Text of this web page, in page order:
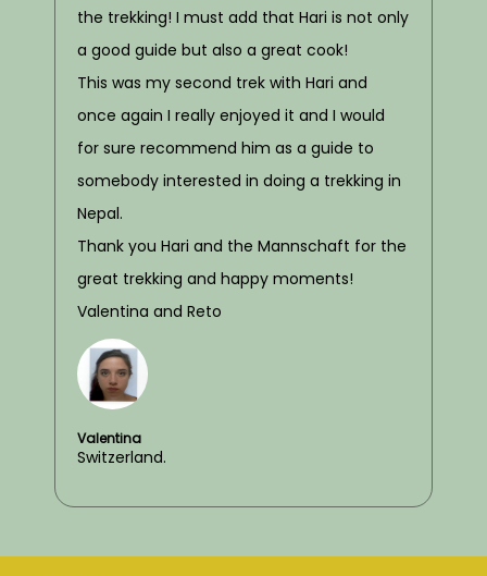
the trekking! I must add that Hari is not only
a good guide but also a great cook!
This was my second trek with Hari and
once again I really enjoyed it and I would
for sure recommend him as a guide to
somebody interested in doing a trekking in
Nepal.
Thank you Hari and the Mannschaft for the
great trekking and happy moments!
Valentina and Reto
Valentina
Switzerland.